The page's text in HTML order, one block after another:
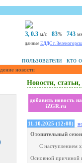
З, 0.3 м/с 83% 743
данные ЕДДС г.
пользователи кто
новости
Новости,
добавить новость на
iZGR.ru
11.10.2025 (12:08)
Отопительный
С наступлением
Основной причиной